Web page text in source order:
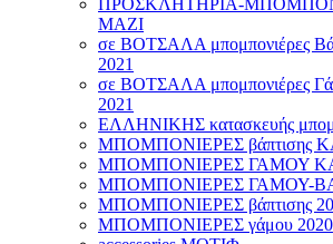
ΠΡΟΣΚΛΗΤΗΡΙΑ-
ΜΑΖΙ
σε ΒΟΤΣΑΛΑ μπομπονιέρες
2021
σε ΒΟΤΣΑΛΑ μπομπονιέρες
2021
ΕΛΛΗΝΙΚΗΣ κατασκευής
ΜΠΟΜΠΟΝΙΕΡΕΣ βάπτισης
ΜΠΟΜΠΟΝΙΕΡΕΣ ΓΑΜΟΥ
ΜΠΟΜΠΟΝΙΕΡΕΣ ΓΑΜΟΥ-
ΜΠΟΜΠΟΝΙΕΡΕΣ βάπτισης
ΜΠΟΜΠΟΝΙΕΡΕΣ γάμου 2020